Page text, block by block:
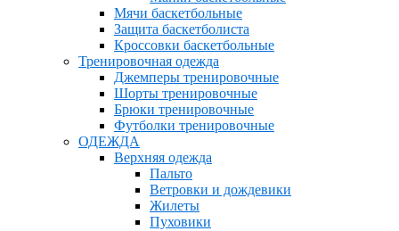
Мячи баскетбольные
Защита баскетболиста
Кроссовки баскетбольные
Тренировочная одежда
Джемперы тренировочные
Шорты тренировочные
Брюки тренировочные
Футболки тренировочные
ОДЕЖДА
Верхняя одежда
Пальто
Ветровки и дождевики
Жилеты
Пуховики